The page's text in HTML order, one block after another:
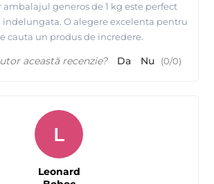
ambalajul generos de 1 kg este perfect
O alegere excelenta pentru
cauta un produs de incredere.
această recenzie? Da Nu (0/0)
L
Leonard